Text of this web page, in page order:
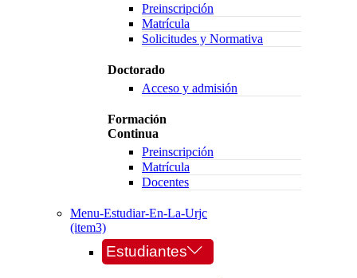
Preinscripción
Matrícula
Solicitudes y Normativa
Doctorado
Acceso y admisión
Formación
Continua
Preinscripción
Matrícula
Docentes
Menu-Estudiar-En-La-Urjc
(item3)
Estudiantes